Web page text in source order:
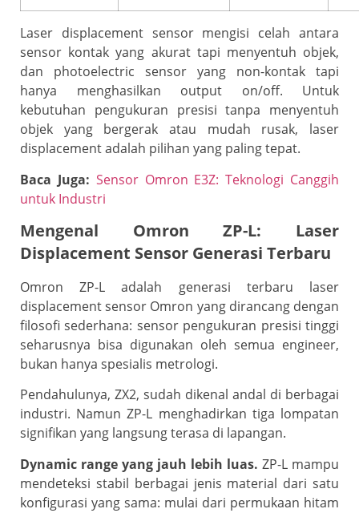
Laser displacement sensor mengisi celah antara
sensor kontak yang akurat tapi menyentuh objek,
dan photoelectric sensor yang non-kontak tapi
hanya menghasilkan output on/off. Untuk
kebutuhan pengukuran presisi tanpa menyentuh
objek yang bergerak atau mudah rusak, laser
displacement adalah pilihan yang paling tepat.
Baca Juga: Sensor Omron E3Z: Teknologi Canggih
untuk Industri
Mengenal Omron ZP-L: Laser
Displacement Sensor Generasi Terbaru
Omron ZP-L adalah generasi terbaru laser
displacement sensor Omron yang dirancang dengan
filosofi sederhana: sensor pengukuran presisi tinggi
seharusnya bisa digunakan oleh semua engineer,
bukan hanya spesialis metrologi.
Pendahulunya, ZX2, sudah dikenal andal di berbagai
industri. Namun ZP-L menghadirkan tiga lompatan
signifikan yang langsung terasa di lapangan.
Dynamic range yang jauh lebih luas. ZP-L mampu
mendeteksi stabil berbagai jenis material dari satu
konfigurasi yang sama: mulai dari permukaan hitam